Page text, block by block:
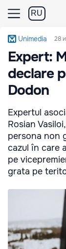
RU
Unimedia 28
Expert:
declare
Dodon
Expertul
Rosian
persona non
cazul în care
pe
grata pe